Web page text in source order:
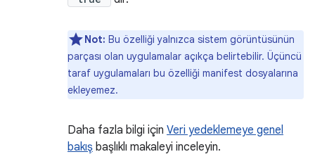
Not: Bu özelliği yalnızca sistem görüntüsünün
parçası olan uygulamalar açıkça belirtebilir. Üçüncü
taraf uygulamaları bu özelliği manifest dosyalarına
ekleyemez.
Daha fazla bilgi için Veri yedeklemeye genel
bakış başlıklı makaleyi inceleyin.